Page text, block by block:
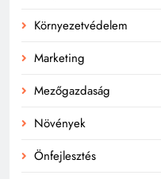
Környezetvédelem
Marketing
Mezőgazdaság
Növények
Önfejlesztés